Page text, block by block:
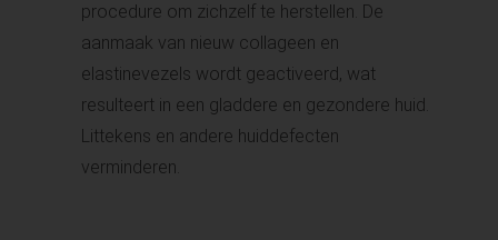
procedure om zichzelf te herstellen. De
aanmaak van nieuw collageen en
elastinevezels wordt geactiveerd, wat
resulteert in een gladdere en gezondere huid.
Littekens en andere huiddefecten
verminderen.